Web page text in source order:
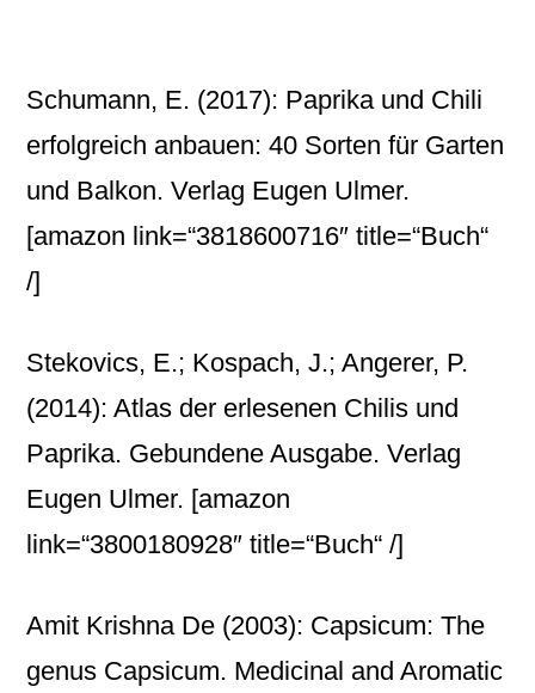
Schumann, E. (2017): Paprika und Chili
erfolgreich anbauen: 40 Sorten für Garten
und Balkon. Verlag Eugen Ulmer.
[amazon link=“3818600716″ title=“Buch“
/]
Stekovics, E.; Kospach, J.; Angerer, P.
(2014): Atlas der erlesenen Chilis und
Paprika. Gebundene Ausgabe. Verlag
Eugen Ulmer. [amazon
link=“3800180928″ title=“Buch“ /]
Amit Krishna De (2003): Capsicum: The
genus Capsicum. Medicinal and Aromatic